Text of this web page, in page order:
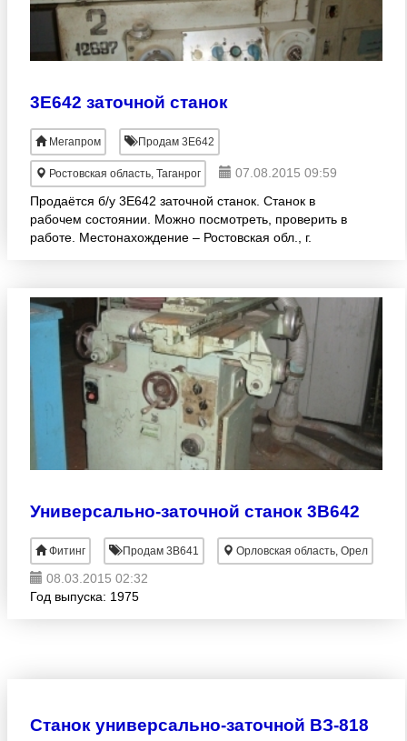
3Е642 заточной станок
Мегапром Продам 3Е642
Ростовская область, Таганрог
07.08.2015 09:59
Продаётся б/у 3Е642 заточной станок. Станок в
рабочем состоянии. Можно посмотреть, проверить в
работе. Местонахождение – Ростовская обл., г.
Универсально-заточной станок 3В642
Фитинг Продам 3В641 Орловская область, Орел
08.03.2015 02:32
Год выпуска: 1975
Станок универсально-заточной ВЗ-818